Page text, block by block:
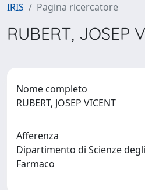
IRIS Pagina ricercatore
RUBERT, JOSEP
Nome completo
RUBERT, JOSEP VICENT
Afferenza
Dipartimento di Scienze
Farmaco